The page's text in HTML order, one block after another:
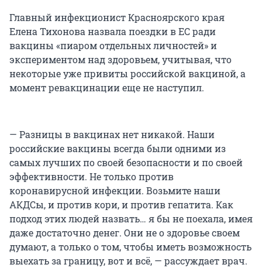
Главный инфекционист Красноярского края
Елена Тихонова назвала поездки в ЕС ради
вакцины «пиаром отдельных личностей» и
экспериментом над здоровьем, учитывая, что
некоторые уже привиты российской вакциной, а
момент ревакцинации еще не наступил.
— Разницы в вакцинах нет никакой. Наши
российские вакцины всегда были одними из
самых лучших по своей безопасности и по своей
эффективности. Не только против
коронавирусной инфекции. Возьмите наши
АКДСы, и против кори, и против гепатита. Как
подход этих людей назвать… я бы не поехала, имея
даже достаточно денег. Они не о здоровье своем
думают, а только о том, чтобы иметь возможность
выехать за границу, вот и всё, — рассуждает врач.